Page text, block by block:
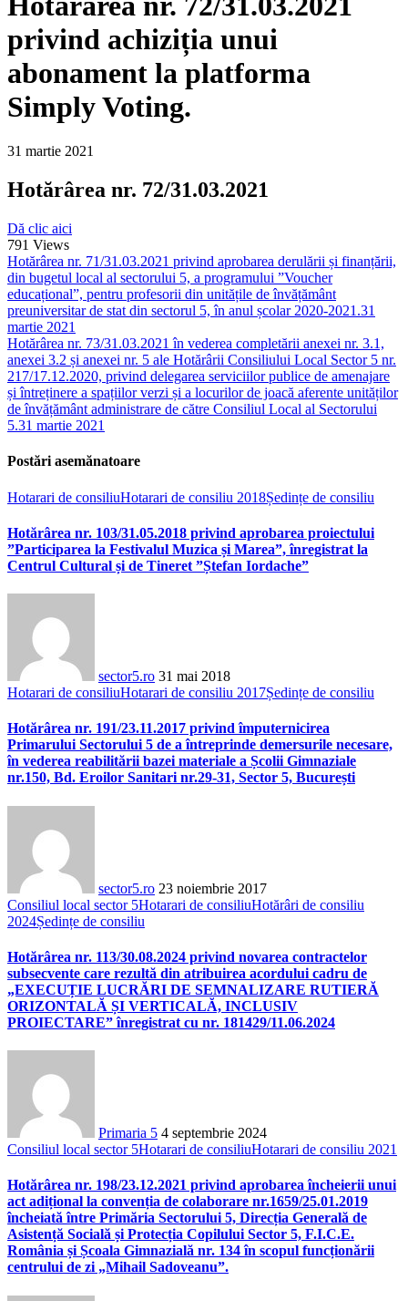
privind achiziția unui
abonament la platforma
Simply Voting.
31 martie 2021
Hotărârea nr. 72/31.03.2021
Dă clic aici
791 Views
Hotărârea nr. 71/31.03.2021 privind aprobarea derulării și finanțării,
din bugetul local al sectorului 5, a programului ”Voucher
educațional”, pentru profesorii din unitățile de învățământ
preuniversitar de stat din sectorul 5, în anul școlar 2020-2021.31
martie 2021
Hotărârea nr. 73/31.03.2021 în vederea completării anexei nr. 3.1,
anexei 3.2 și anexei nr. 5 ale Hotărârii Consiliului Local Sector 5 nr.
217/17.12.2020, privind delegarea serviciilor publice de amenajare
și întreținere a spațiilor verzi și a locurilor de joacă aferente unităților
de învățământ administrare de către Consiliul Local al Sectorului
5.31 martie 2021
Postări asemănatoare
Hotarari de consiliuHotarari de consiliu 2018Ședințe de consiliu
Hotărârea nr. 103/31.05.2018 privind aprobarea proiectului
”Participarea la Festivalul Muzica și Marea”, înregistrat la
Centrul Cultural și de Tineret ”Ștefan Iordache”
sector5.ro 31 mai 2018
Hotarari de consiliuHotarari de consiliu 2017Ședințe de consiliu
Hotărârea nr. 191/23.11.2017 privind împuternicirea
Primarului Sectorului 5 de a întreprinde demersurile necesare,
în vederea reabilitării bazei materiale a Școlii Gimnaziale
nr.150, Bd. Eroilor Sanitari nr.29-31, Sector 5, București
sector5.ro 23 noiembrie 2017
Consiliul local sector 5Hotarari de consiliuHotărâri de consiliu
2024Ședințe de consiliu
Hotărârea nr. 113/30.08.2024 privind novarea contractelor
subsecvente care rezultă din atribuirea acordului cadru de
„EXECUȚIE LUCRĂRI DE SEMNALIZARE RUTIERĂ
ORIZONTALĂ ȘI VERTICALĂ, INCLUSIV
PROIECTARE” înregistrat cu nr. 181429/11.06.2024
Primaria 5 4 septembrie 2024
Consiliul local sector 5Hotarari de consiliuHotarari de consiliu 2021
Hotărârea nr. 198/23.12.2021 privind aprobarea încheierii unui
act adițional la convenția de colaborare nr.1659/25.01.2019
încheiată între Primăria Sectorului 5, Direcția Generală de
Asistență Socială și Protecția Copilului Sector 5, F.I.C.E.
România și Școala Gimnazială nr. 134 în scopul funcționării
centrului de zi „Mihail Sadoveanu”.